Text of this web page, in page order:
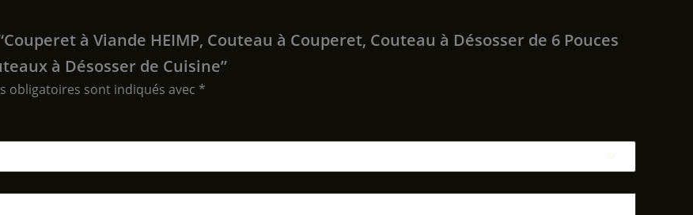
à Viande HEIMP, Couteau à Couperet, Couteau à Désosser de 6 Pouces
à Désosser de Cuisine”
obligatoires sont indiqués avec *